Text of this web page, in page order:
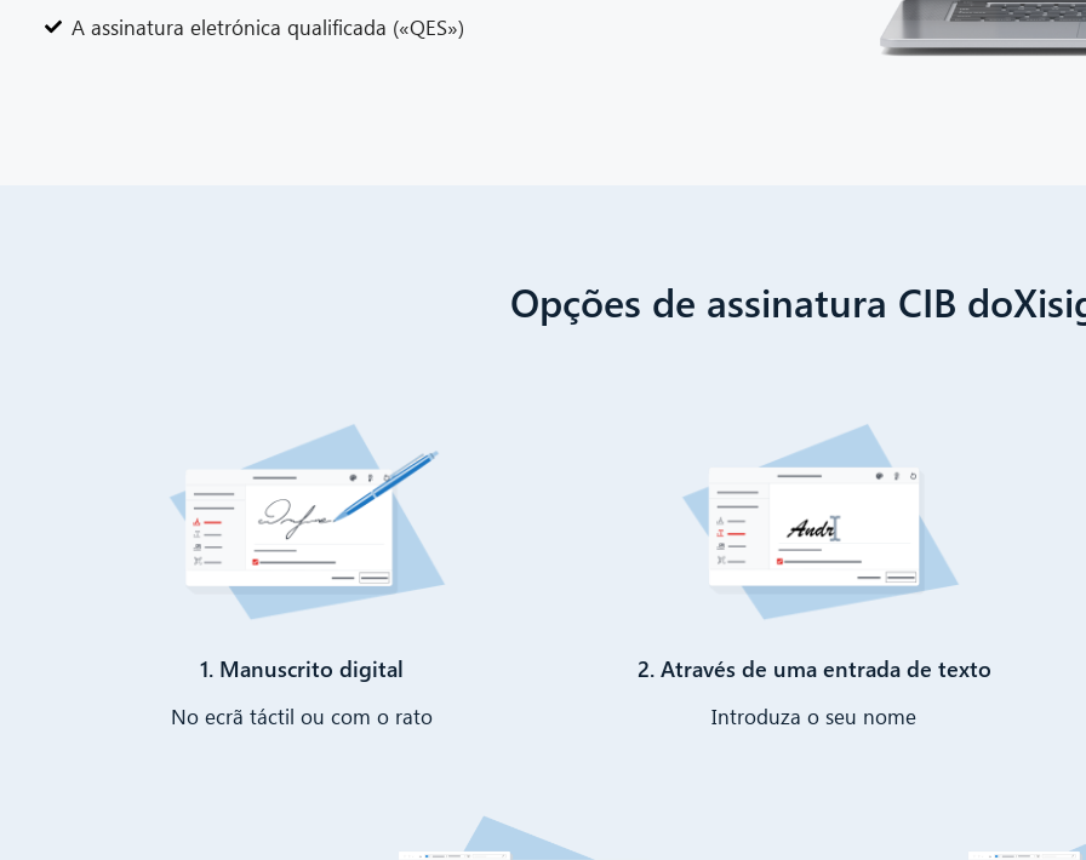
A assinatura eletrónica qualificada («QES»)
Opções de assinatura CIB
1. Manuscrito digital
No ecrã táctil ou com o rato
2. Através de uma entrada de texto
Introduza o seu nome